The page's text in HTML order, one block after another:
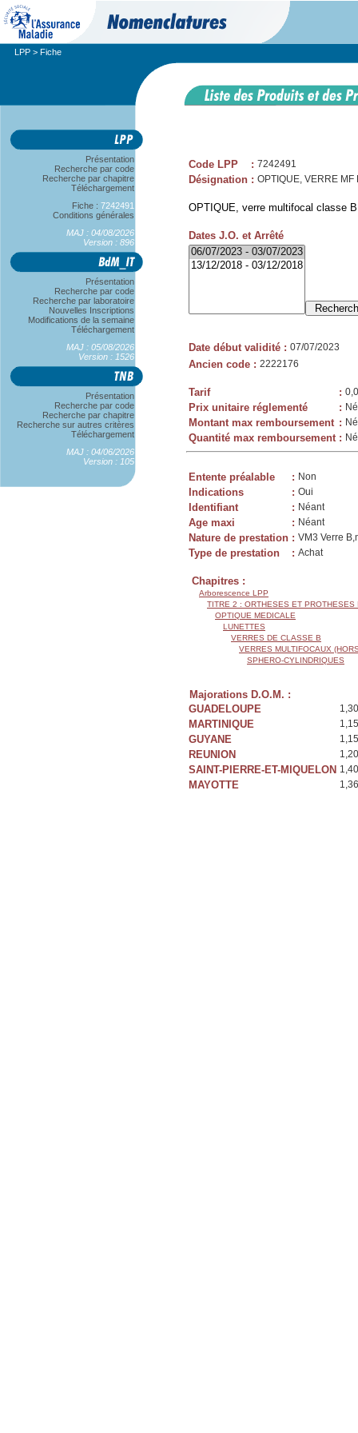
LPP > Fiche
Présentation
Recherche par code
Recherche par chapitre
Téléchargement
Fiche : 7242491
Conditions générales
MAJ : 04/08/2026
Version : 896
Présentation
Recherche par code
Recherche par laboratoire
Nouvelles Inscriptions
Modifications de la semaine
Téléchargement
MAJ : 05/08/2026
Version : 1526
Présentation
Recherche par code
Recherche par chapitre
Recherche sur autres critères
Téléchargement
MAJ : 04/06/2026
Version : 105
Code LPP : 7242491
Désignation : OPTIQUE, VERRE
OPTIQUE, verre multifocal classe
Dates J.O. et Arrêté
Date début validité : 07/07/2023
Ancien code : 2222176
Tarif :
Prix unitaire réglementé :
Montant max remboursement :
Quantité max remboursement :
Entente préalable : Non
Indications : Oui
Identifiant : Néant
Age maxi : Néant
Nature de prestation : VM3 Verre
Type de prestation : Achat
Chapitres :
Arborescence LPP
TITRE 2 : ORTHESES ET PROTHESES
OPTIQUE MEDICALE
LUNETTES
VERRES DE CLASSE B
VERRES MULTIFOCAUX
SPHERO-CYLINDRIQUES
Majorations D.O.M. :
GUADELOUPE
MARTINIQUE
GUYANE
REUNION
SAINT-PIERRE-ET-MIQUELON
MAYOTTE